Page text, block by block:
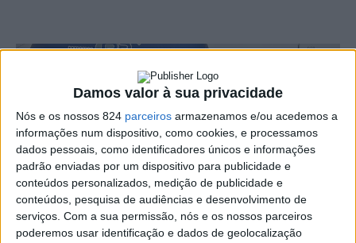
Damos valor à sua privacidade
Nós e os nossos 824 parceiros armazenamos e/ou acedemos a
informações num dispositivo, como cookies, e processamos
dados pessoais, como identificadores únicos e informações
padrão enviadas por um dispositivo para publicidade e
conteúdos personalizados, medição de publicidade e
conteúdos, pesquisa de audiências e desenvolvimento de
serviços. Com a sua permissão, nós e os nossos parceiros
poderemos usar identificação e dados de geolocalização